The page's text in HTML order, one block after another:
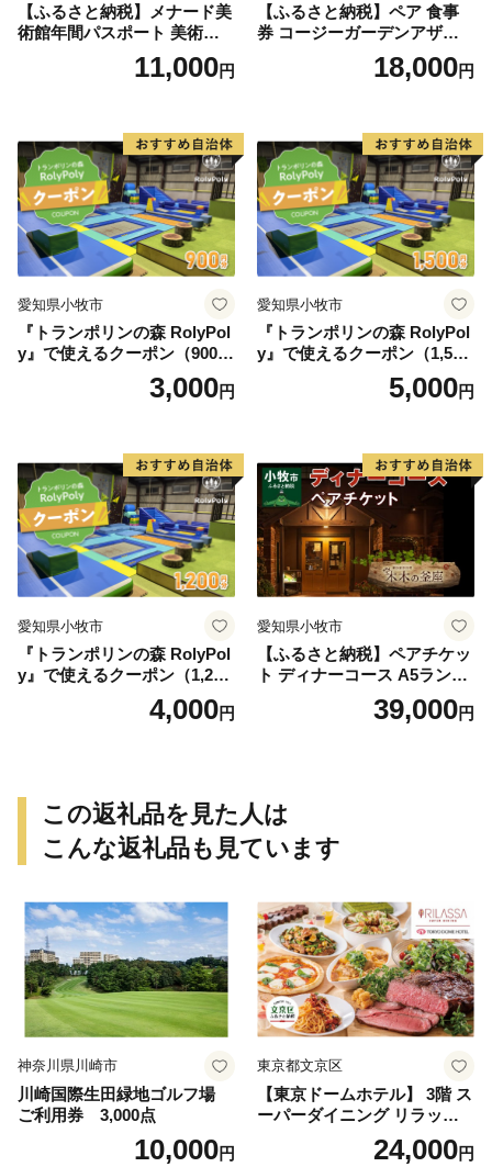
【ふるさと納税】メナード美
術館年間パスポート 美術館
11,000円
【ふるさと納税】ペア 食事
券 コージーガーデンアザレ
ア アフタヌーン宝石箱 ホテ
ル特製 デザート 6種類 サン
ティー チケット 券 2名様分
お祝 誕生日 記念日 名鉄小牧
ホテル 愛知県 小牧市 送料無
料
18,000円
愛知県小牧市
『トランポリンの森 RolyPol
y』で使えるクーポン（900
3,000円
愛知県小牧市
『トランポリンの森 RolyPol
y』で使えるクーポン（1,500
5,000円
愛知県小牧市
『トランポリンの森 RolyPol
y』で使えるクーポン（1,200
4,000円
愛知県小牧市
【ふるさと納税】ペアチケッ
ト ディナーコース A5ランク
飛騨牛 コース 記念日 お誕生
日 特別な日 完全個室 ノンア
県 小牧市 送料無料
39,000円
この返礼品を見た人は
こんな返礼品も見ています
神奈川県川崎市
川崎国際生田緑地ゴルフ場
ご利用券 3,000点
10,000円
東京都文京区
【東京ドームホテル】 3階 ス
ーパーダイニング リラッサ
ランチブッフェ お食事券 大
人1名様分 関東 東京 ご利用
24,000円